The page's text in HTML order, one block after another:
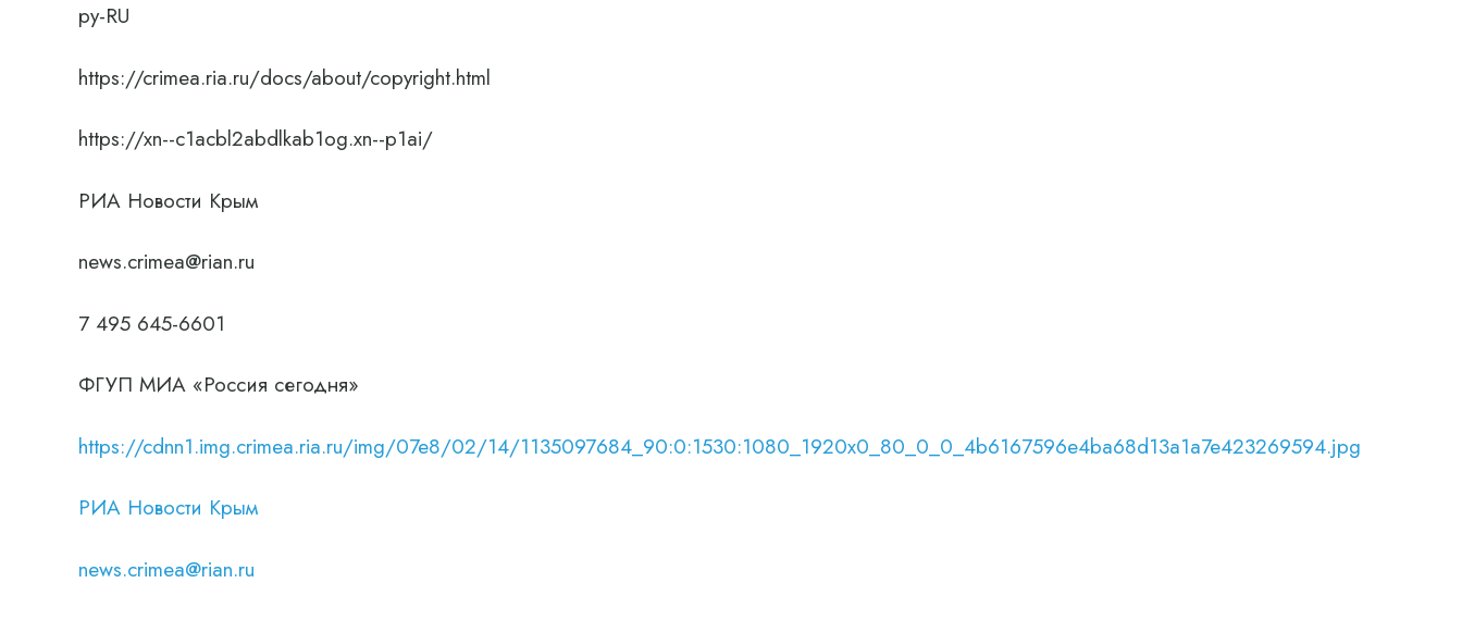
ру-RU
https://crimea.ria.ru/docs/about/copyright.html
https://xn--c1acbl2abdlkab1og.xn--p1ai/
РИА Новости Крым
news.crimea@rian.ru
7 495 645-6601
ФГУП МИА «Россия сегодня»
https://cdnn1.img.crimea.ria.ru/img/07e8/02/14/1135097684_90:0:1530:1080_1920x0_80_0_0_4b6167596e4ba68d13a1a7e423269594.jpg
РИА Новости Крым
news.crimea@rian.ru